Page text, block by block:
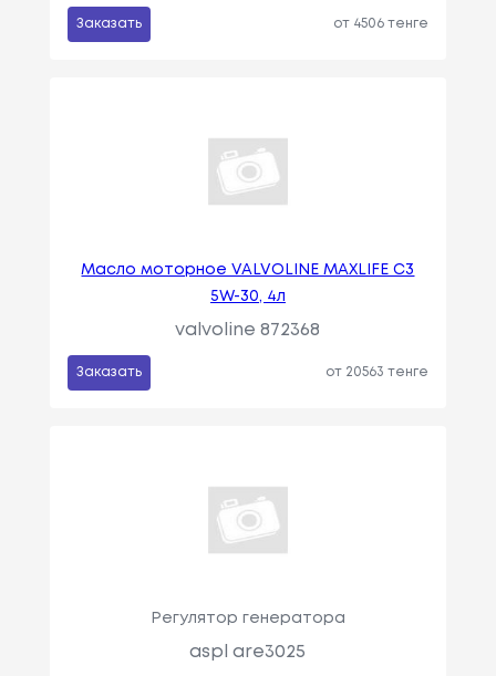
Заказать от 4506 тенге
Масло моторное VALVOLINE MAXLIFE C3
5W-30, 4л
valvoline 872368
Заказать от 20563 тенге
Регулятор генератора
aspl are3025